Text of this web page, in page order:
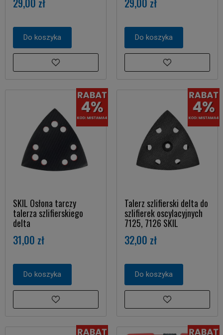
29,00 zł
Do koszyka
29,00 zł
Do koszyka
SKIL Osłona tarczy
talerza szlifierskiego
delta
31,00 zł
Do koszyka
Talerz szlifierski delta do
szlifierek oscylacyjnych
7125, 7126 SKIL
32,00 zł
Do koszyka